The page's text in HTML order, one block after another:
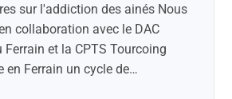
sur l'addiction des ainés Nous
collaboration avec le DAC
et la CPTS Tourcoing
en Ferrain un cycle de…